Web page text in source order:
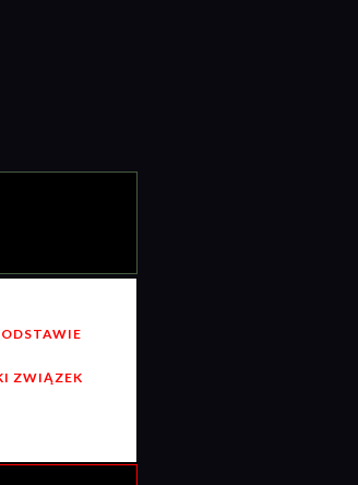
ZWIĄZEK